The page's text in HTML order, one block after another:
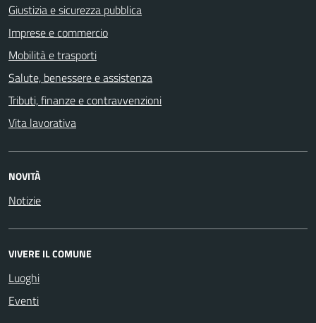
Giustizia e sicurezza pubblica
Imprese e commercio
Mobilità e trasporti
Salute, benessere e assistenza
Tributi, finanze e contravvenzioni
Vita lavorativa
NOVITÀ
Notizie
VIVERE IL COMUNE
Luoghi
Eventi